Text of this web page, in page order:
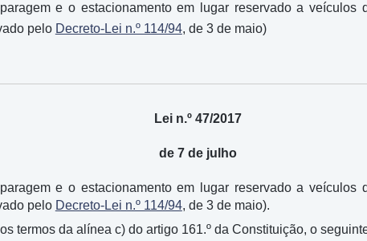
e o estacionamento em lugar reservado a veículos
pelo Decreto-Lei n.º 114/94, de 3 de maio)
Lei n.º 47/2017
de 7 de julho
e o estacionamento em lugar reservado a veículos
pelo Decreto-Lei n.º 114/94, de 3 de maio).
termos da alínea c) do artigo 161.º da Constituição, o